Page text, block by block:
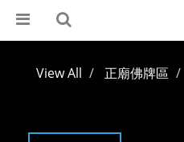
View All 正廟佛牌區